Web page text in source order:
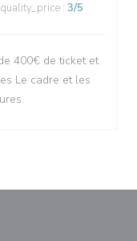
quality_price : 3/5
400€ de ticket et
Le cadre et les